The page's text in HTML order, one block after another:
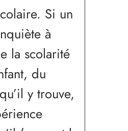
Si un
à
la scolarité
du
y trouve,